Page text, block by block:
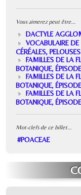
Vous aimerez peut être...
DACTYLE
VOCABULAIRE
CÉRÉALES,
FAMILLES DE LA
BOTANIQUE,
FAMILLES DE LA
BOTANIQUE,
FAMILLES DE LA
BOTANIQUE,
Mot-clefs de ce billet...
#POACEAE